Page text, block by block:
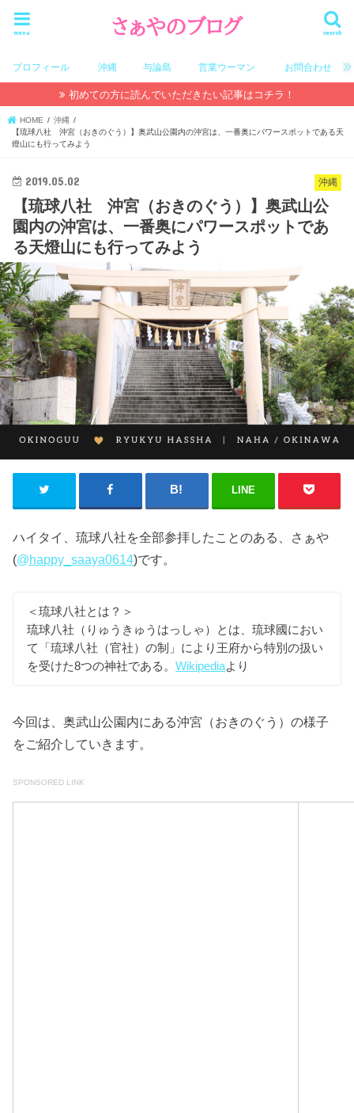
search
menu
プロフィール 沖縄 与論島 営業ウーマン お問合わせ
初めての方に読んでいただきたい記事はコチラ！
HOME
沖縄
【琉球八社 沖宮（おきのぐう）】奥武山公園内の沖宮は、一番奥にパワースポットである天
燈山にも行ってみよう
沖縄
2019.05.02
【琉球八社 沖宮（おきのぐう）】奥武山公
園内の沖宮は、一番奥にパワースポットであ
る天燈山にも行ってみよう
LINE
ハイタイ、琉球八社を全部参拝したことのある、さぁや
(@happy_saaya0614)です。
＜琉球八社とは？＞
琉球八社（りゅうきゅうはっしゃ）とは、琉球國におい
て「琉球八社（官社）の制」により王府から特別の扱い
を受けた8つの神社である。Wikipediaより
今回は、奥武山公園内にある沖宮（おきのぐう）の様子
をご紹介していきます。
SPONSORED LINK